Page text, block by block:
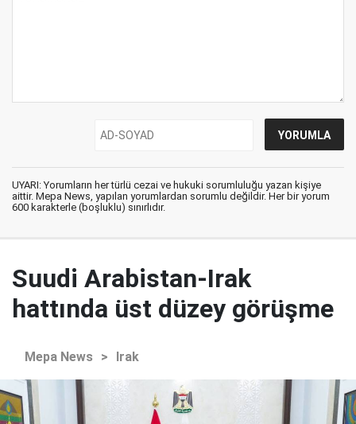
UYARI: Yorumların her türlü cezai ve hukuki sorumluluğu yazan kişiye
aittir. Mepa News, yapılan yorumlardan sorumlu değildir. Her bir yorum
600 karakterle (boşluklu) sınırlıdır.
Suudi Arabistan-Irak
hattında üst düzey görüşme
Mepa News > Irak